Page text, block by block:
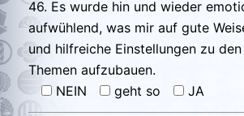
46. Es wurde hin und wieder
aufwühlend, was mir auf gute
und hilfreiche Einstellungen zu
Themen aufzubauen.
NEIN
geht so JA